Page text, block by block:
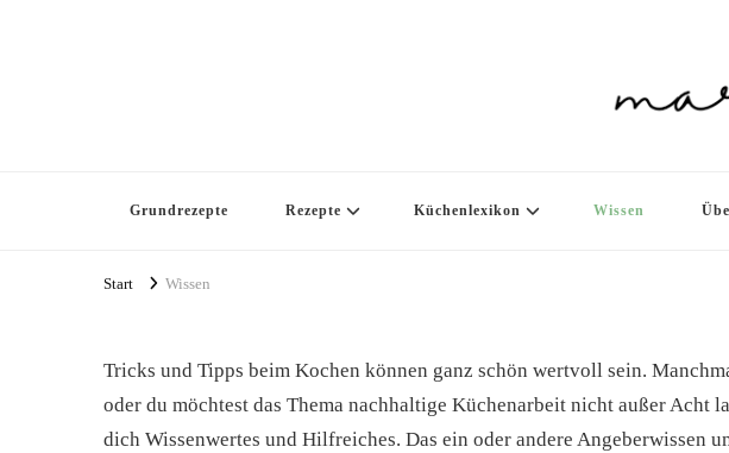
Grundrezepte Rezepte Küchenlexikon Wissen
Start Wissen
Tricks und Tipps beim Kochen können ganz schön wertvoll sein.
oder du möchtest das Thema nachhaltige Küchenarbeit nicht außer Acht
dich Wissenwertes und Hilfreiches. Das ein oder andere Angeberwissen